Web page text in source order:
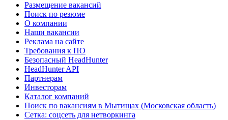
Размещение вакансий
Поиск по резюме
О компании
Наши вакансии
Реклама на сайте
Требования к ПО
Безопасный HeadHunter
HeadHunter API
Партнерам
Инвесторам
Каталог компаний
Поиск по вакансиям в Мытищах (Московская область)
Сетка: соцсеть для нетворкинга